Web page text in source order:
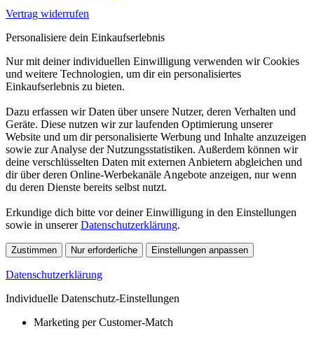
Vertrag widerrufen
Personalisiere dein Einkaufserlebnis
Nur mit deiner individuellen Einwilligung verwenden wir Cookies
und weitere Technologien, um dir ein personalisiertes
Einkaufserlebnis zu bieten.
Dazu erfassen wir Daten über unsere Nutzer, deren Verhalten und
Geräte. Diese nutzen wir zur laufenden Optimierung unserer
Website und um dir personalisierte Werbung und Inhalte anzuzeigen
sowie zur Analyse der Nutzungsstatistiken. Außerdem können wir
deine verschlüsselten Daten mit externen Anbietern abgleichen und
dir über deren Online-Werbekanäle Angebote anzeigen, nur wenn
du deren Dienste bereits selbst nutzt.
Erkundige dich bitte vor deiner Einwilligung in den Einstellungen
sowie in unsererDatenschutzerklärung.
Zustimmen Nur erforderliche Einstellungen anpassen
Datenschutzerklärung
Individuelle Datenschutz-Einstellungen
Marketing per Customer-Match